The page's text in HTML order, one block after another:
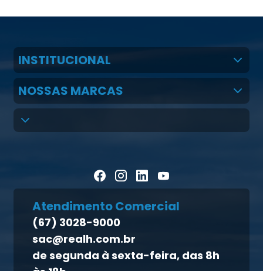
INSTITUCIONAL
Quem Somos
Claudio Martins Real
LGPD
Política de privacidade
Direito dos titulares
Política de qualidade
Atendimento ao titular
Canal de ética
NOSSAS MARCAS
Real H Nutrição Animal
CMR Saúde
Atendimento Comercial
(67) 3028-9000
sac@realh.com.br
de segunda à sexta-feira, das 8h